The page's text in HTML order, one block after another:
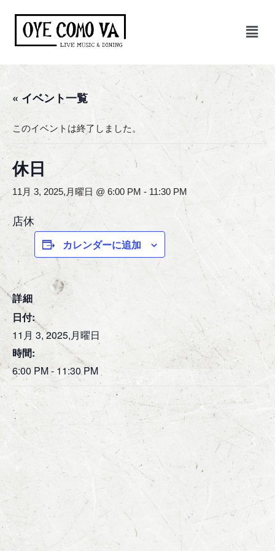
ン
テ
キ
ッ
プ
« イベント一覧
このイベントは終了しました。
休日
11月 3, 2025,月曜日 @ 6:00 PM - 11:30 PM
店休
カレンダーに追加
詳細
日付:
11月 3, 2025,月曜日
時間:
6:00 PM - 11:30 PM